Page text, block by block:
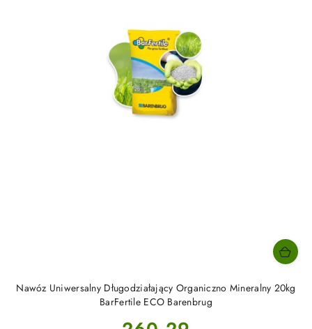
Nawóz Uniwersalny Długodziałający Organiczno Mineralny 20kg
BarFertile ECO Barenbrug
Cena: